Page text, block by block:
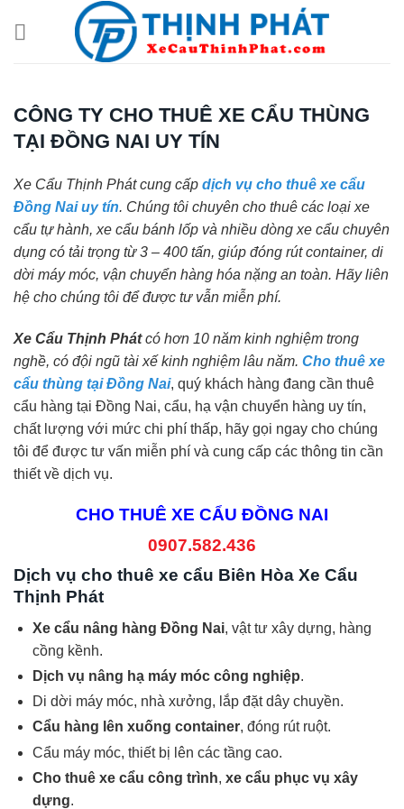
CÔNG TY CHO THUÊ XE CẨU THÙNG
TẠI ĐỒNG NAI UY TÍN
Xe Cẩu Thịnh Phát cung cấp dịch vụ cho thuê xe cẩu
Đồng Nai uy tín. Chúng tôi chuyên cho thuê các loại xe
cẩu tự hành, xe cẩu bánh lốp và nhiều dòng xe cẩu chuyên
dụng có tải trọng từ 3 – 400 tấn, giúp đóng rút container, di
dời máy móc, vận chuyển hàng hóa nặng an toàn. Hãy liên
hệ cho chúng tôi để được tư vẫn miễn phí.
Xe Cẩu Thịnh Phátcó hơn 10 năm kinh nghiệm trong
nghề, có đội ngũ tài xế kinh nghiệm lâu năm. Cho thuê xe
cẩu thùng tại Đồng Nai, quý khách hàng đang cần thuê
cẩu hàng tại Đồng Nai, cẩu, hạ vận chuyển hàng uy tín,
chất lượng với mức chi phí thấp, hãy gọi ngay cho chúng
tôi để được tư vấn miễn phí và cung cấp các thông tin cần
thiết về dịch vụ.
CHO THUÊ XE CẨU ĐỒNG NAI
0907.582.436
Dịch vụ cho thuê xe cẩu Biên Hòa Xe Cẩu
Thịnh Phát
Xe cẩu nâng hàng Đồng Nai, vật tư xây dựng, hàng
cồng kềnh.
Dịch vụ nâng hạ máy móc công nghiệp.
Di dời máy móc, nhà xưởng, lắp đặt dây chuyền.
Cẩu hàng lên xuống container, đóng rút ruột.
Cẩu máy móc, thiết bị lên các tầng cao.
Cho thuê xe cẩu công trình, xe cẩu phục vụ xây
dựng.